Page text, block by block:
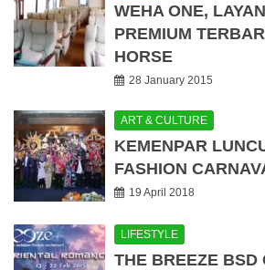
WEHA ONE,
PREMIUM
HORSE
28 January 2015
ART & CULTURE
KEMENPAR
FASHION
19 April 2018
LIFESTYLE
THE BREEZE BSD